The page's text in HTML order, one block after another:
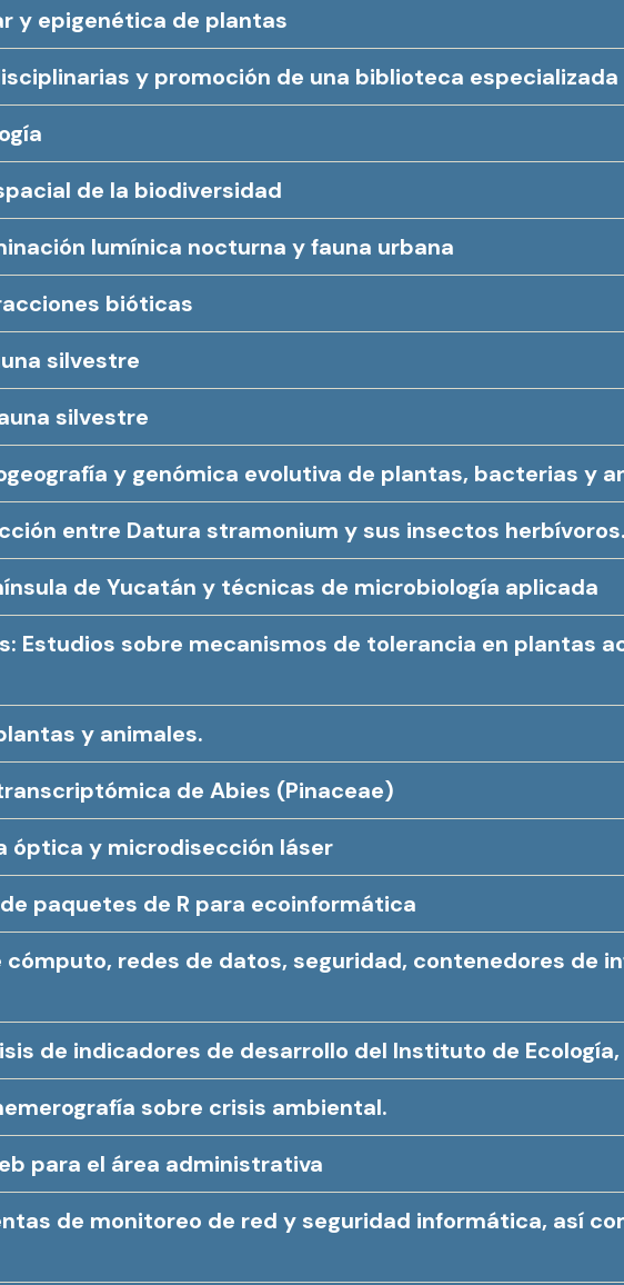
y epigenética de plantas
y promoción de una biblioteca especializada
de la biodiversidad
lumínica nocturna y fauna urbana
bióticas
silvestre
silvestre
y genómica evolutiva de plantas, bacterias y
entre Datura stramonium y sus insectos herbívoros.
de Yucatán y técnicas de microbiología aplicada
Estudios sobre mecanismos de tolerancia en plantas
y animales.
de Abies (Pinaceae)
óptica y microdisección láser
paquetes de R para ecoinformática
redes de datos, seguridad, contenedores de
de indicadores de desarrollo del Instituto de Ecología,
sobre crisis ambiental.
para el área administrativa
de monitoreo de red y seguridad informática, así